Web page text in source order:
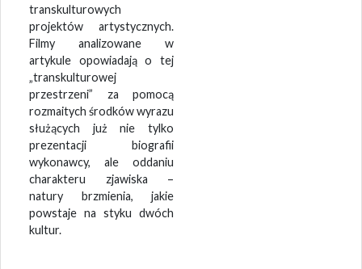
transkulturowych
projektów artystycznych.
Filmy analizowane w
artykule opowiadają o tej
„transkulturowej
przestrzeni” za pomocą
rozmaitych środków wyrazu
służących już nie tylko
prezentacji biografii
wykonawcy, ale oddaniu
charakteru zjawiska –
natury brzmienia, jakie
powstaje na styku dwóch
kultur.